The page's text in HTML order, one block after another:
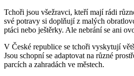
Tchoři jsou všežravci, kteří mají rádi
své potravy si doplňují z malých
ptáci nebo ještěrky. Ale nebrání se ani
V České republice se tchoři vyskytují
Jsou schopní se adaptovat na různé
parcích a zahradách ve městech.